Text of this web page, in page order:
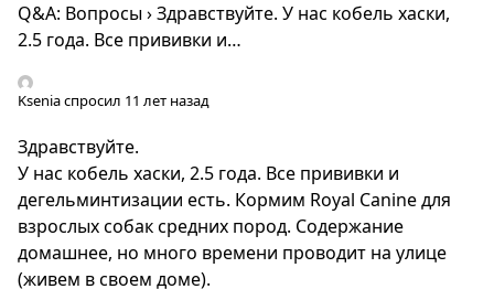
Q&A: Вопросы›Здравствуйте. У нас кобель хаски,
2.5 года. Все прививки и…
Kseniaспросил 11 лет назад
Здравствуйте.
У нас кобель хаски, 2.5 года. Все прививки и
дегельминтизации есть. Кормим Royal Canine для
взрослых собак средних пород. Содержание
домашнее, но много времени проводит на улице
(живем в своем доме).